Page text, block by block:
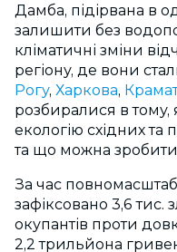
Дамба, підірвана в
залишити без
кліматичні зміни
регіону, де вони
Рогу, Харкова,
розбиралися в тому,
екологію східних та
та що можна
За час
зафіксовано 3,6 тис.
окупантів проти
2,2 трильйона